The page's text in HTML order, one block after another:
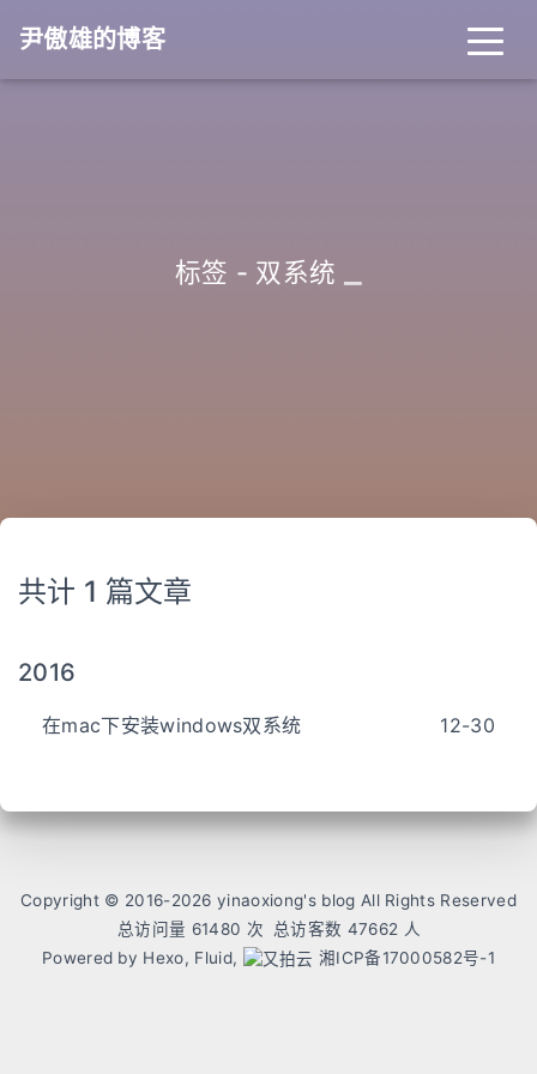
尹傲雄的博客
标签 - 双系统
共计 1 篇文章
2016
在mac下安装windows双系统 12-30
Copyright © 2016-2026 yinaoxiong's blog All Rights Reserved
总访问量 61480 次 总访客数 47662 人
Powered by Hexo, Fluid, 湘ICP备17000582号-1